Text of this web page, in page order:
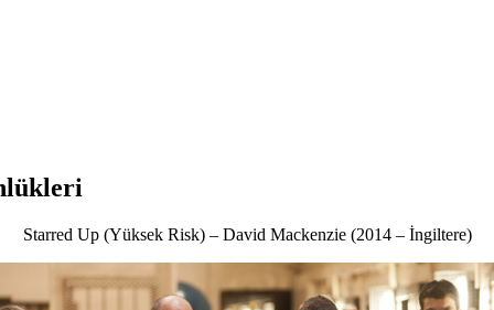
Starred Up (Yüksek Risk) – David Mackenzie (2014 – İngiltere)